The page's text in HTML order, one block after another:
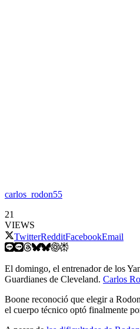
carlos_rodon55
21
VIEWS
TwitterRedditFacebookEmail
El domingo, el entrenador de los
Guardianes de Cleveland. Carlos
Boone reconoció que elegir a
el cuerpo técnico optó finalmente